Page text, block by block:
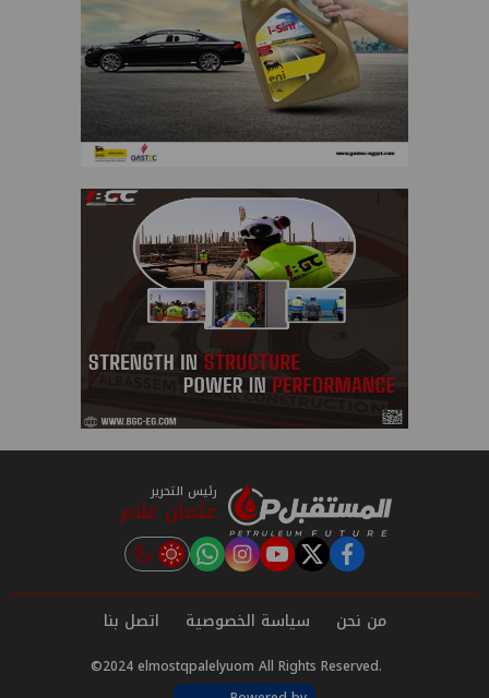
رئيس التحرير
عثمان علام
facebook
twitter
youtube
instagram
tiktok
من نحن سياسة الخصوصية اتصل بنا
©2024 elmostqpalelyuom All Rights Reserved.